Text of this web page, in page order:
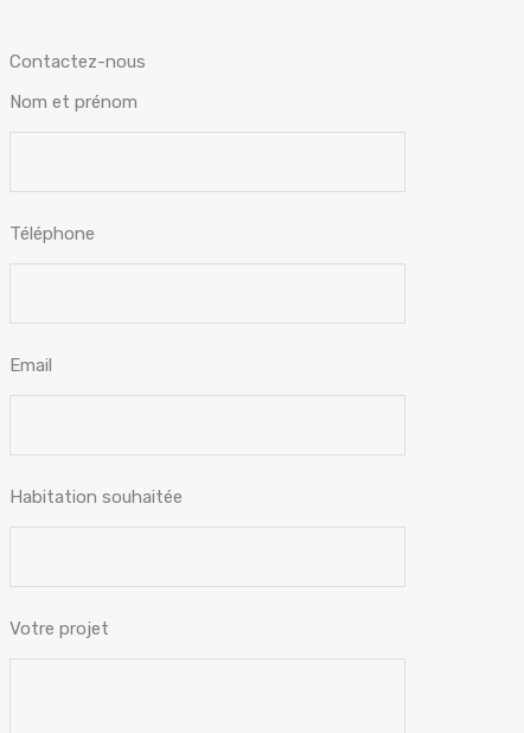
Contactez-nous
Nom et prénom
Téléphone
Email
Habitation souhaitée
Votre projet